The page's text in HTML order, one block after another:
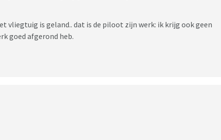
vliegtuig is geland.. dat is de piloot zijn werk: ik krijg ook geen
goed afgerond heb.